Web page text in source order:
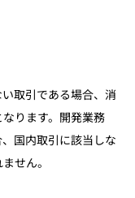
取引である場合、消
ります。開発業務
国内取引に該当しな
せん。